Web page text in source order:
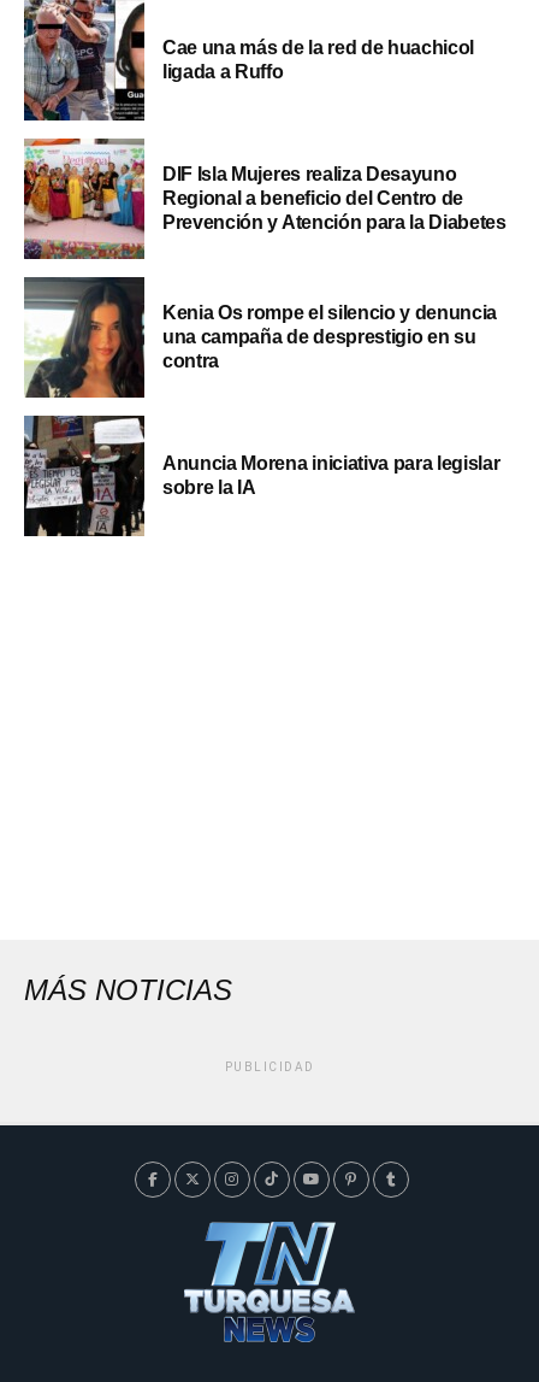
Cae una más de la red de huachicol
ligada a Ruffo
DIF Isla Mujeres realiza Desayuno
Regional a beneficio del Centro de
Prevención y Atención para la Diabetes
Kenia Os rompe el silencio y denuncia
una campaña de desprestigio en su
contra
Anuncia Morena iniciativa para legislar
sobre la IA
MÁS NOTICIAS
PUBLICIDAD